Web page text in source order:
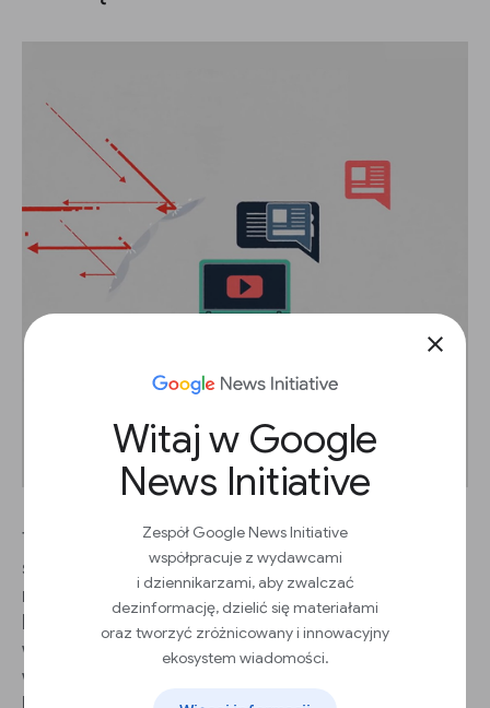
close
Witaj w Google
News Initiative
Zespół Google News Initiative
współpracuje z wydawcami
i dziennikarzami, aby zwalczać
dezinformację, dzielić się materiałami
oraz tworzyć zróżnicowany i innowacyjny
ekosystem wiadomości.
Te alarmujące statystyki wskazują na potrzebę
skutecznej ochrony przed atakami DDoS, która
może być niezwykle skomplikowana i droga.
Project Shield to darmowe narzędzie, które
wpływa na infrastrukturę Google, aby chronić
wydawców bez względu na liczbę ataków,